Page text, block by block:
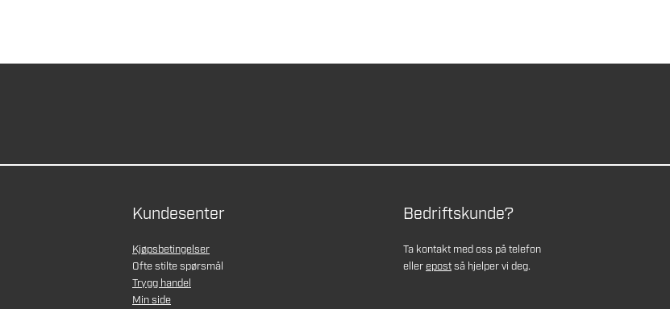
Kundesenter
Kjøpsbetingelser
Ofte stilte spørsmål
Trygg handel
Min side
Bedriftskunde?
Ta kontakt med oss på telefon
ellerepostså hjelper vi deg.